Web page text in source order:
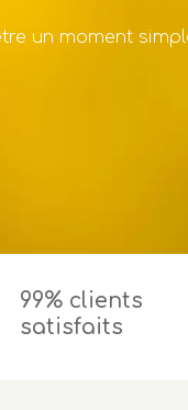
un moment
durant
99% clients
satisfaits